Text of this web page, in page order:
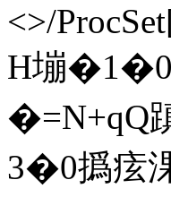
<>/
H塴�1
�=N+qQ
3�0撝痃